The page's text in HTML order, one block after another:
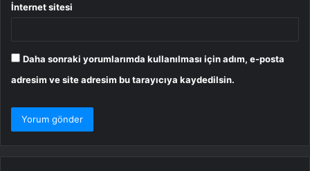
İnternet sitesi
Daha sonraki yorumlarımda kullanılması için adım, e-posta
adresim ve site adresim bu tarayıcıya kaydedilsin.